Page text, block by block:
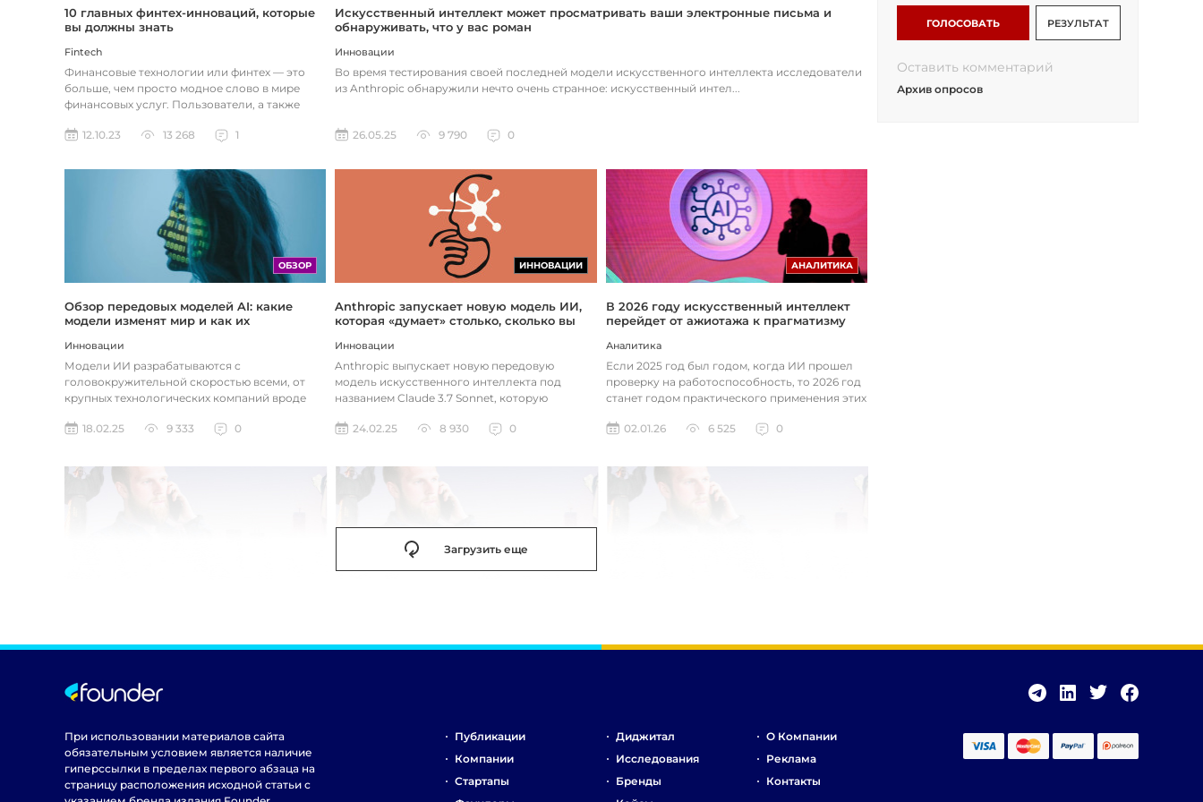
10 главных финтех-инноваций, которые
вы должны знать
Fintech
Финансовые технологии или финтех — это
больше, чем просто модное слово в мире
финансовых услуг. Пользователи, а также
12.10.23
13 268 1
Искусственный интеллект может просматривать ваши электронные письма и
обнаруживать, что у вас роман
Инновации
Во время тестирования своей последней модели искусственного интеллекта исследователи
из Anthropic обнаружили нечто очень странное: искусственный интел...
26.05.25 9 790 0
ОБЗОР
Обзор передовых моделей AI: какие
модели изменят мир и как их
Инновации
Модели ИИ разрабатываются с
головокружительной скоростью всеми, от
крупных технологических компаний вроде
Anthropic...
18.02.25 9 333 0
ИННОВАЦИИ
Anthropic запускает новую модель ИИ,
которая «думает» столько, сколько вы
Инновации
Anthropic выпускает новую передовую
модель искусственного интеллекта под
названием Claude 3.7 Sonnet, которую
24.02.25
8 930 0
АНАЛИТИКА
В 2026 году искусственный интеллект
перейдет от ажиотажа к прагматизму
Аналитика
Если 2025 год был годом, когда ИИ прошел
проверку на работоспособность, то 2026 год
станет годом практического применения этих
02.01.26
6 525 0
Загрузить еще
ГОЛОСОВАТЬ РЕЗУЛЬТАТ
Оставить комментарий
Архив опросов
При использовании материалов сайта
обязательным условием является наличие
гиперссылки в пределах первого абзаца на
страницу расположения исходной статьи с
Публикации
Компании
Стартапы
Диджитал
Исследования
Бренды
О Компании
Реклама
Контакты